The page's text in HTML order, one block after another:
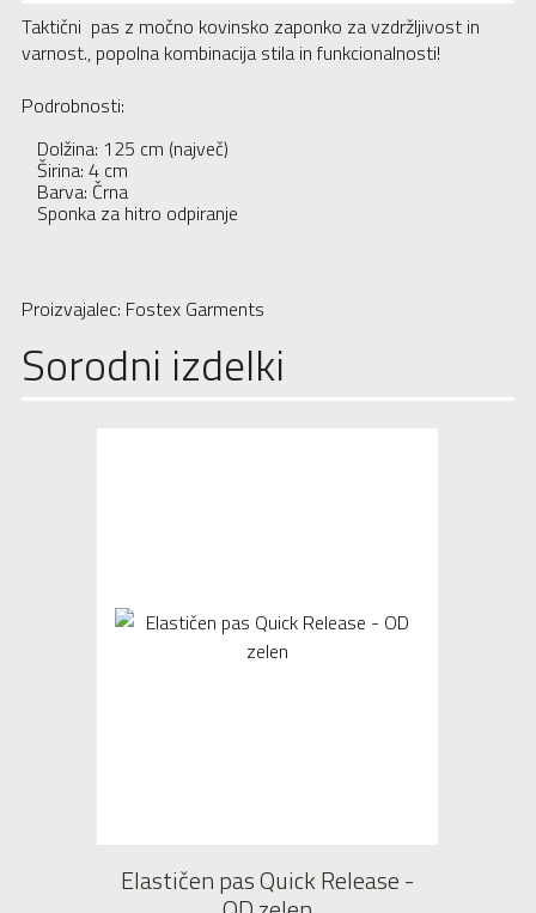
Taktični pas z močno kovinsko zaponko za vzdržljivost in
varnost., popolna kombinacija stila in funkcionalnosti!
Podrobnosti:
Dolžina: 125 cm (največ)
Širina: 4 cm
Barva: Črna
Sponka za hitro odpiranje
Proizvajalec: Fostex Garments
Sorodni izdelki
Elastičen pas Quick Release -